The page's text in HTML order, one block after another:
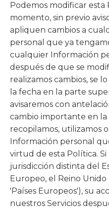
Podemos modificar
momento, sin previo
apliquen cambios a
personal que ya
cualquier Información
después de que se
realizamos cambios, se
la fecha en la parte
avisaremos con
cambio importante en
recopilamos, utilizamos
Información personal
virtud de esta Política.
jurisdicción distinta del
Europeo, el Reino
'Países Europeos'), su
nuestros Servicios